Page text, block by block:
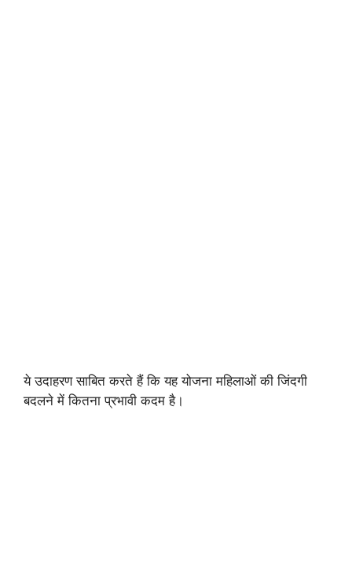
ये उदाहरण साबित करते हैं कि यह योजना महिलाओं की जिंदगी
बदलने में कितना प्रभावी कदम है।